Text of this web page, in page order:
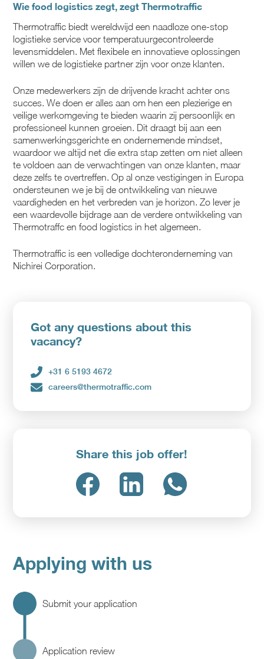
Wie food logistics zegt, zegt Thermotraffic
Thermotraffic biedt wereldwijd een naadloze one-stop
logistieke service voor temperatuurgecontroleerde
levensmiddelen. Met flexibele en innovatieve oplossingen
willen we de logistieke partner zijn voor onze klanten.
Onze medewerkers zijn de drijvende kracht achter ons
succes. We doen er alles aan om hen een plezierige en
veilige werkomgeving te bieden waarin zij persoonlijk en
professioneel kunnen groeien. Dit draagt bij aan een
samenwerkingsgerichte en ondernemende mindset,
waardoor we altijd net die extra stap zetten om niet alleen
te voldoen aan de verwachtingen van onze klanten, maar
deze zelfs te overtreffen. Op al onze vestigingen in Europa
ondersteunen we je bij de ontwikkeling van nieuwe
vaardigheden en het verbreden van je horizon. Zo lever je
een waardevolle bijdrage aan de verdere ontwikkeling van
Thermotraffc en food logistics in het algemeen.
Thermotraffic is een volledige dochteronderneming van
Nichirei Corporation.
Got any questions about this
vacancy?
+31 6 5193 4672
careers@thermotraffic.com
Share this job offer!
Applying with us